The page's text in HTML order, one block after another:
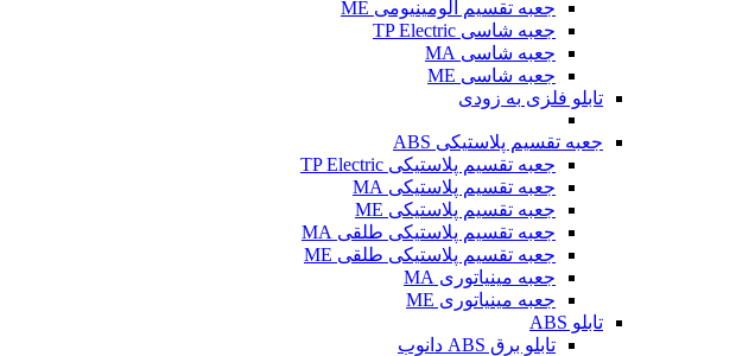
جعبه تقسیم آلومینیومی ME
جعبه شاسی TP Electric
جعبه شاسی MA
جعبه شاسی ME
تابلو فلزی به زودی
جعبه تقسیم پلاستیکی ABS
جعبه تقسیم پلاستیکی TP Electric
جعبه تقسیم پلاستیکی MA
جعبه تقسیم پلاستیکی ME
جعبه تقسیم پلاستیکی طلقی MA
جعبه تقسیم پلاستیکی طلقی ME
جعبه مینیاتوری MA
جعبه مینیاتوری ME
تابلو ABS
تابلو برق ABS دانوب